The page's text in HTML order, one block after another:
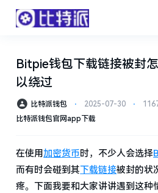
Bitpie钱包下载链接被封
以绕过
比特派钱包 ⋅ 2025-07-30 ⋅
比特派钱包官网app下载
在使用加密货币时，不少人会选择
而有时会碰到其下载链接被封的状
疼。下面我要和大家讲讲遇到这种